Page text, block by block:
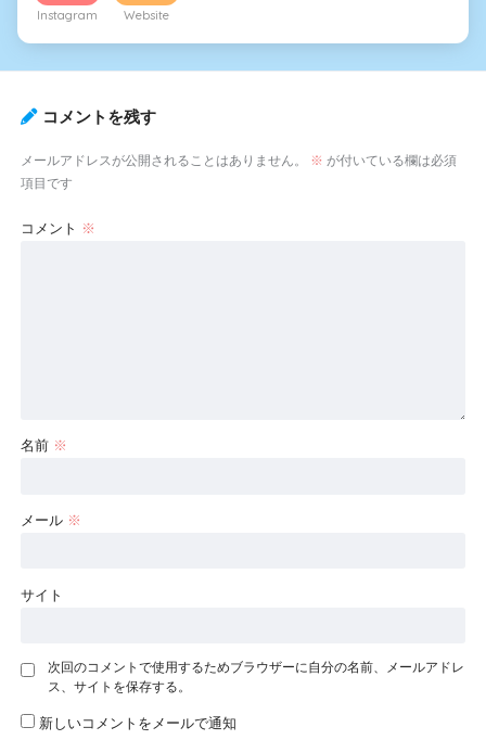
Instagram Website
コメントを残す
メールアドレスが公開されることはありません。 ※ が付いている欄は必須
項目です
コメント ※
名前 ※
メール ※
サイト
次回のコメントで使用するためブラウザーに自分の名前、メールアドレ
ス、サイトを保存する。
新しいコメントをメールで通知